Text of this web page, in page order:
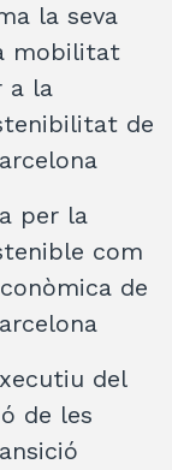
la seva
mobilitat
a la
de
per la
com
de
del
de les